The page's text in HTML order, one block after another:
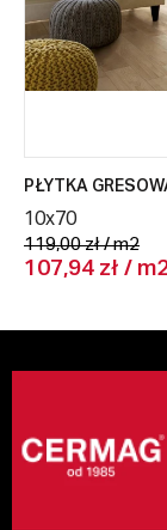
PŁYTKA
10x70
119,00 zł / m2
107,94 zł /